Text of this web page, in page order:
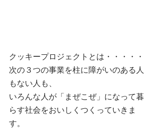
クッキープロジェクトとは・・・・・
次の３つの事業を柱に障がいのある人
もない人も、
いろんな人が「まぜこぜ」になって暮
らす社会をおいしくつくっていきま
す。